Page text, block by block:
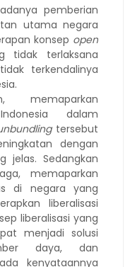
pemberian
utama negara
konsep open
tidak terlaksana
terkendalinya
memaparkan
dalam
tersebut
dengan
jelas. Sedangkan
memaparkan
di negara yang
liberalisasi
liberalisasi yang
menjadi solusi
daya, dan
kenyataannya